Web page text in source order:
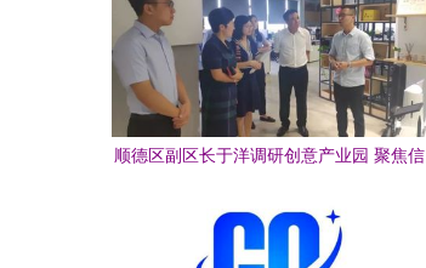
顺德区副区长于洋调研创意产业园 聚焦信